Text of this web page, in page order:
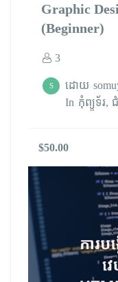
Graphic
(Beginner)
3
S ដោយ
In កុំព្យូទ័រ
$50.00